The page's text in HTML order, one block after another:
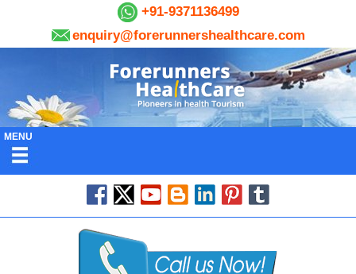
+91-9371136499
enquiry@forerunnershealthcare.com
MENU